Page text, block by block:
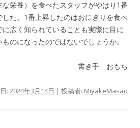
栄養）を食べたスタッフがやはり1番
た。1番上昇したのはおにぎりを食べ
広く知られていることも実際に目に
のになったのではないでしょうか。
書き手 おもち
: 2024年3月14日 | 投稿者: MiyakeMasao